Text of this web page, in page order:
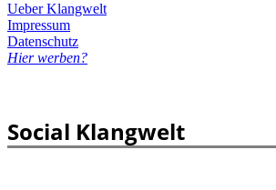
Ueber Klangwelt
Impressum
Datenschutz
Hier werben?
Social Klangwelt